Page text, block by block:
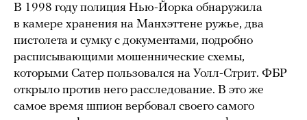
В 1998 году полиция Нью-Йорка обнаружила
в камере хранения на Манхэттене ружье, два
пистолета и сумку с документами, подробно
расписывающими мошеннические схемы,
которыми Сатер пользовался на Уолл-Стрит. ФБР
открыло против него расследование. В это же
самое время шпион вербовал своего самого